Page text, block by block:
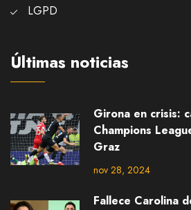
LGPD
Últimas noticias
Girona en crisis:
Champions
Graz
nov 28, 2024
Fallece Carolina